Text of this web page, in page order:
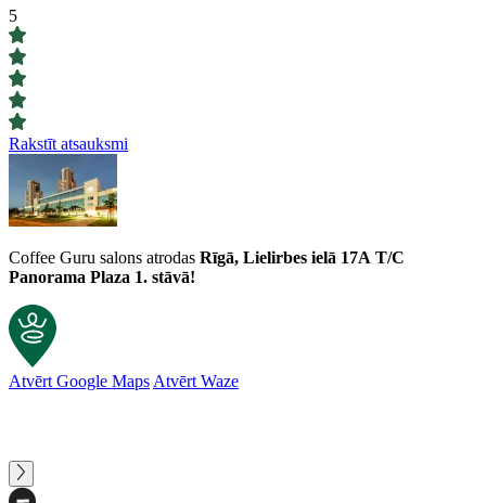
5
Rakstīt atsauksmi
Coffee Guru salons atrodas Rīgā, Lielirbes ielā 17A T/C
Panorama Plaza 1. stāvā!
Atvērt Google MapsAtvērt Waze
Klientu atsauksmes